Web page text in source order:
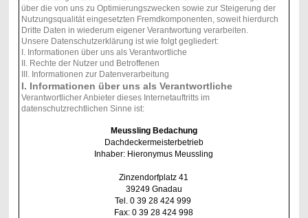
über die von uns zu Optimierungszwecken sowie zur Steigerung der
Nutzungsqualität eingesetzten Fremdkomponenten, soweit hierdurch
Dritte Daten in wiederum eigener Verantwortung verarbeiten.
Unsere Datenschutzerklärung ist wie folgt gegliedert:
I. Informationen über uns als Verantwortliche
II. Rechte der Nutzer und Betroffenen
III. Informationen zur Datenverarbeitung
I. Informationen über uns als Verantwortliche
Verantwortlicher Anbieter dieses Internetauftritts im
datenschutzrechtlichen Sinne ist:
Meussling Bedachung
Dachdeckermeisterbetrieb
Inhaber: Hieronymus Meussling
Zinzendorfplatz 41
39249 Gnadau
Tel. 0 39 28 424 999
Fax: 0 39 28 424 998